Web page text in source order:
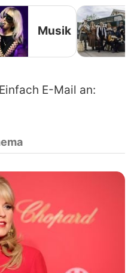
Musik
E-Mail an: